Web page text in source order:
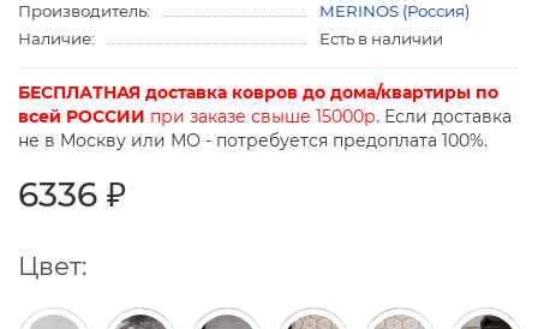
Производитель:
MERINOS (Россия)
Наличие:
Есть в наличии
БЕСПЛАТНАЯ доставка ковров до дома/квартиры по
всей РОССИИ при заказе свыше 15000р. Если доставка
не в Москву или МО - потребуется предоплата 100%.
6336 ₽
Цвет: